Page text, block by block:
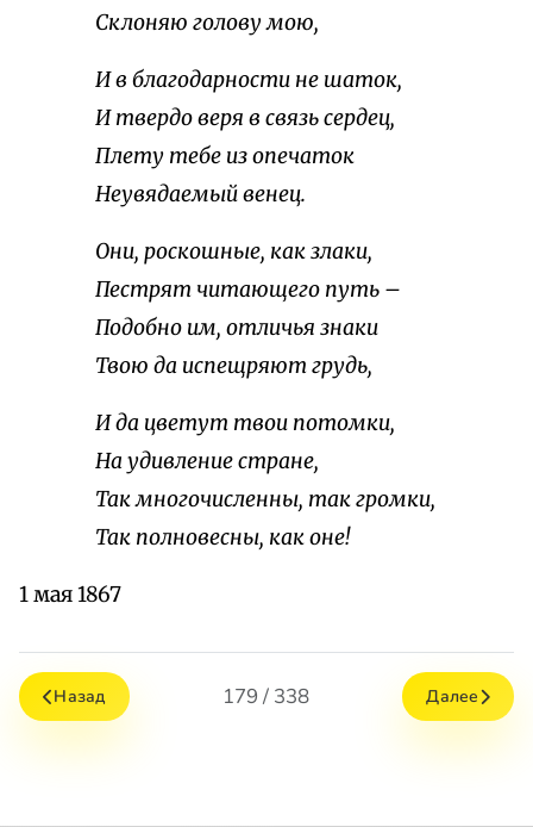
Склоняю голову мою,
И в благодарности не шаток,
И твердо веря в связь сердец,
Плету тебе из опечаток
Неувядаемый венец.
Они, роскошные, как злаки,
Пестрят читающего путь –
Подобно им, отличья знаки
Твою да испещряют грудь,
И да цветут твои потомки,
На удивление стране,
Так многочисленны, так громки,
Так полновесны, как оне!
1 мая 1867
Назад 179 / 338 Далее